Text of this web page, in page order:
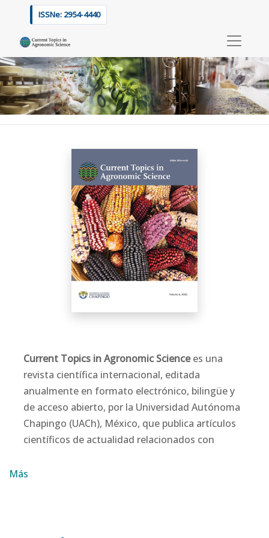
Current Topics in Agronomic Science
ISSNe: 2954-4440
Current Topics in Agronomic Sciencees una
revista científica internacional, editada
anualmente en formato electrónico, bilingüe y
de acceso abierto, por la Universidad Autónoma
Chapingo (UACh), México, que publica artículos
científicos de actualidad relacionados con
biodiversidad, zootecnia, agroindustria, ciencias
revista de acceso abierto, lo que significa que
Más